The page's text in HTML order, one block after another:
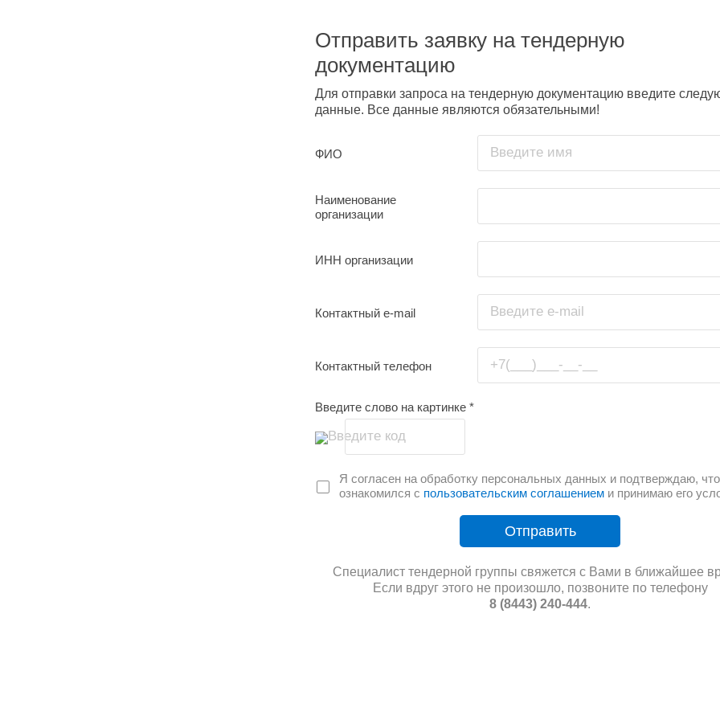
Отправить заявку на тендерную
документацию
Для отправки запроса на тендерную документацию введите
данные. Все данные являются обязательными!
ФИО Введите имя
Наименование
организации
ИНН организации
Контактный e-mail Введите e-mail
Контактный телефон +7(___)___-__-__
Введите слово на картинке *
Введите код
Я согласен на обработку персональных данных и подтверждаю, что
ознакомился с пользовательским соглашением и принимаю его
Отправить
Специалист тендерной группы свяжется с Вами в ближайшее
Если вдруг этого не произошло, позвоните по телефону
8 (8443) 240-444.